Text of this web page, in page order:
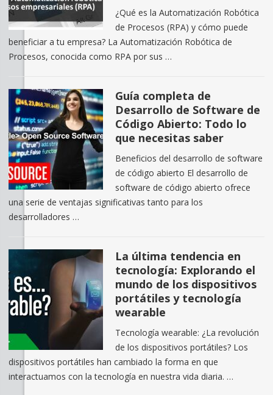
¿Qué es la Automatización Robótica
de Procesos (RPA) y cómo puede
beneficiar a tu empresa? La Automatización Robótica de
Procesos, conocida como RPA por sus …
Guía completa de
Desarrollo de Software de
Código Abierto: Todo lo
que necesitas saber
Beneficios del desarrollo de software
de código abierto El desarrollo de
software de código abierto ofrece
una serie de ventajas significativas tanto para los
desarrolladores …
La última tendencia en
tecnología: Explorando el
mundo de los dispositivos
portátiles y tecnología
wearable
Tecnología wearable: ¿La revolución
de los dispositivos portátiles? Los
dispositivos portátiles han cambiado la forma en que
interactuamos con la tecnología en nuestra vida diaria. …